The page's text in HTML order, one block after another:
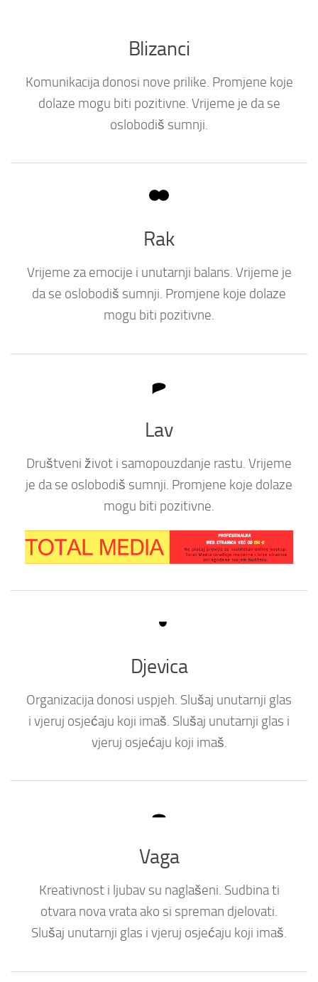
Blizanci
Komunikacija donosi nove prilike. Promjene koje
dolaze mogu biti pozitivne. Vrijeme je da se
oslobodiš sumnji.
Rak
Vrijeme za emocije i unutarnji balans. Vrijeme je
da se oslobodiš sumnji. Promjene koje dolaze
mogu biti pozitivne.
Lav
Društveni život i samopouzdanje rastu. Vrijeme
je da se oslobodiš sumnji. Promjene koje dolaze
mogu biti pozitivne.
Djevica
Organizacija donosi uspjeh. Slušaj unutarnji glas
i vjeruj osjećaju koji imaš. Slušaj unutarnji glas i
vjeruj osjećaju koji imaš.
Vaga
Kreativnost i ljubav su naglašeni. Sudbina ti
otvara nova vrata ako si spreman djelovati.
Slušaj unutarnji glas i vjeruj osjećaju koji imaš.